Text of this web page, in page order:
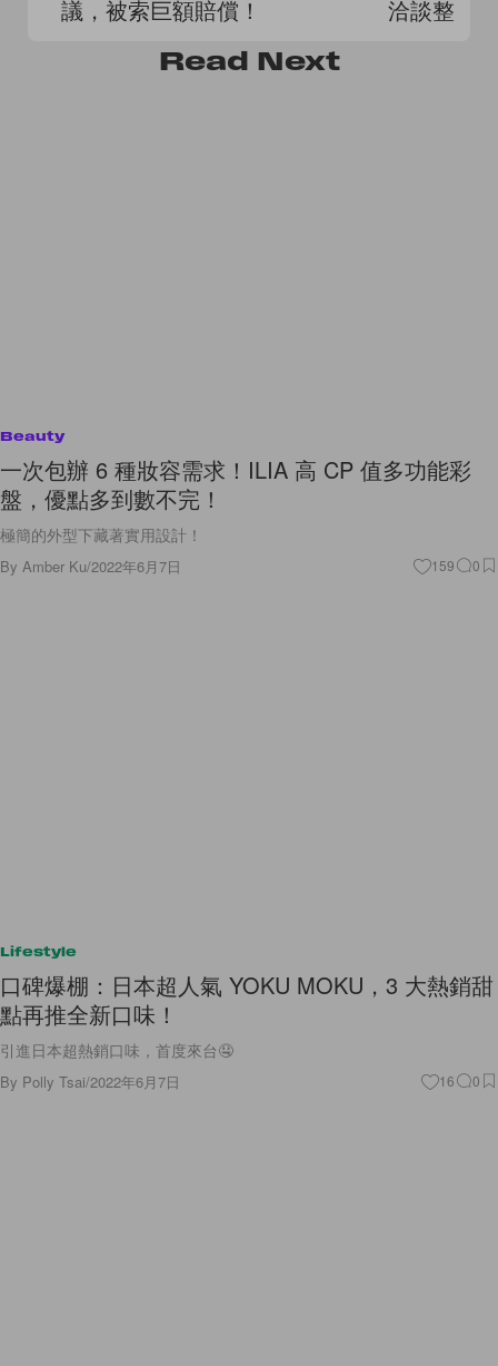
議，被索巨額賠償！ 洽談整併
Read Next
Beauty
一次包辦 6 種妝容需求！ILIA 高 CP 值多功能彩
盤，優點多到數不完！
極簡的外型下藏著實用設計！
By Amber Ku/2022年6月7日 159 0
Lifestyle
口碑爆棚：日本超人氣 YOKU MOKU，3 大熱銷甜
點再推全新口味！
引進日本超熱銷口味，首度來台🤤
By Polly Tsai/2022年6月7日 16 0